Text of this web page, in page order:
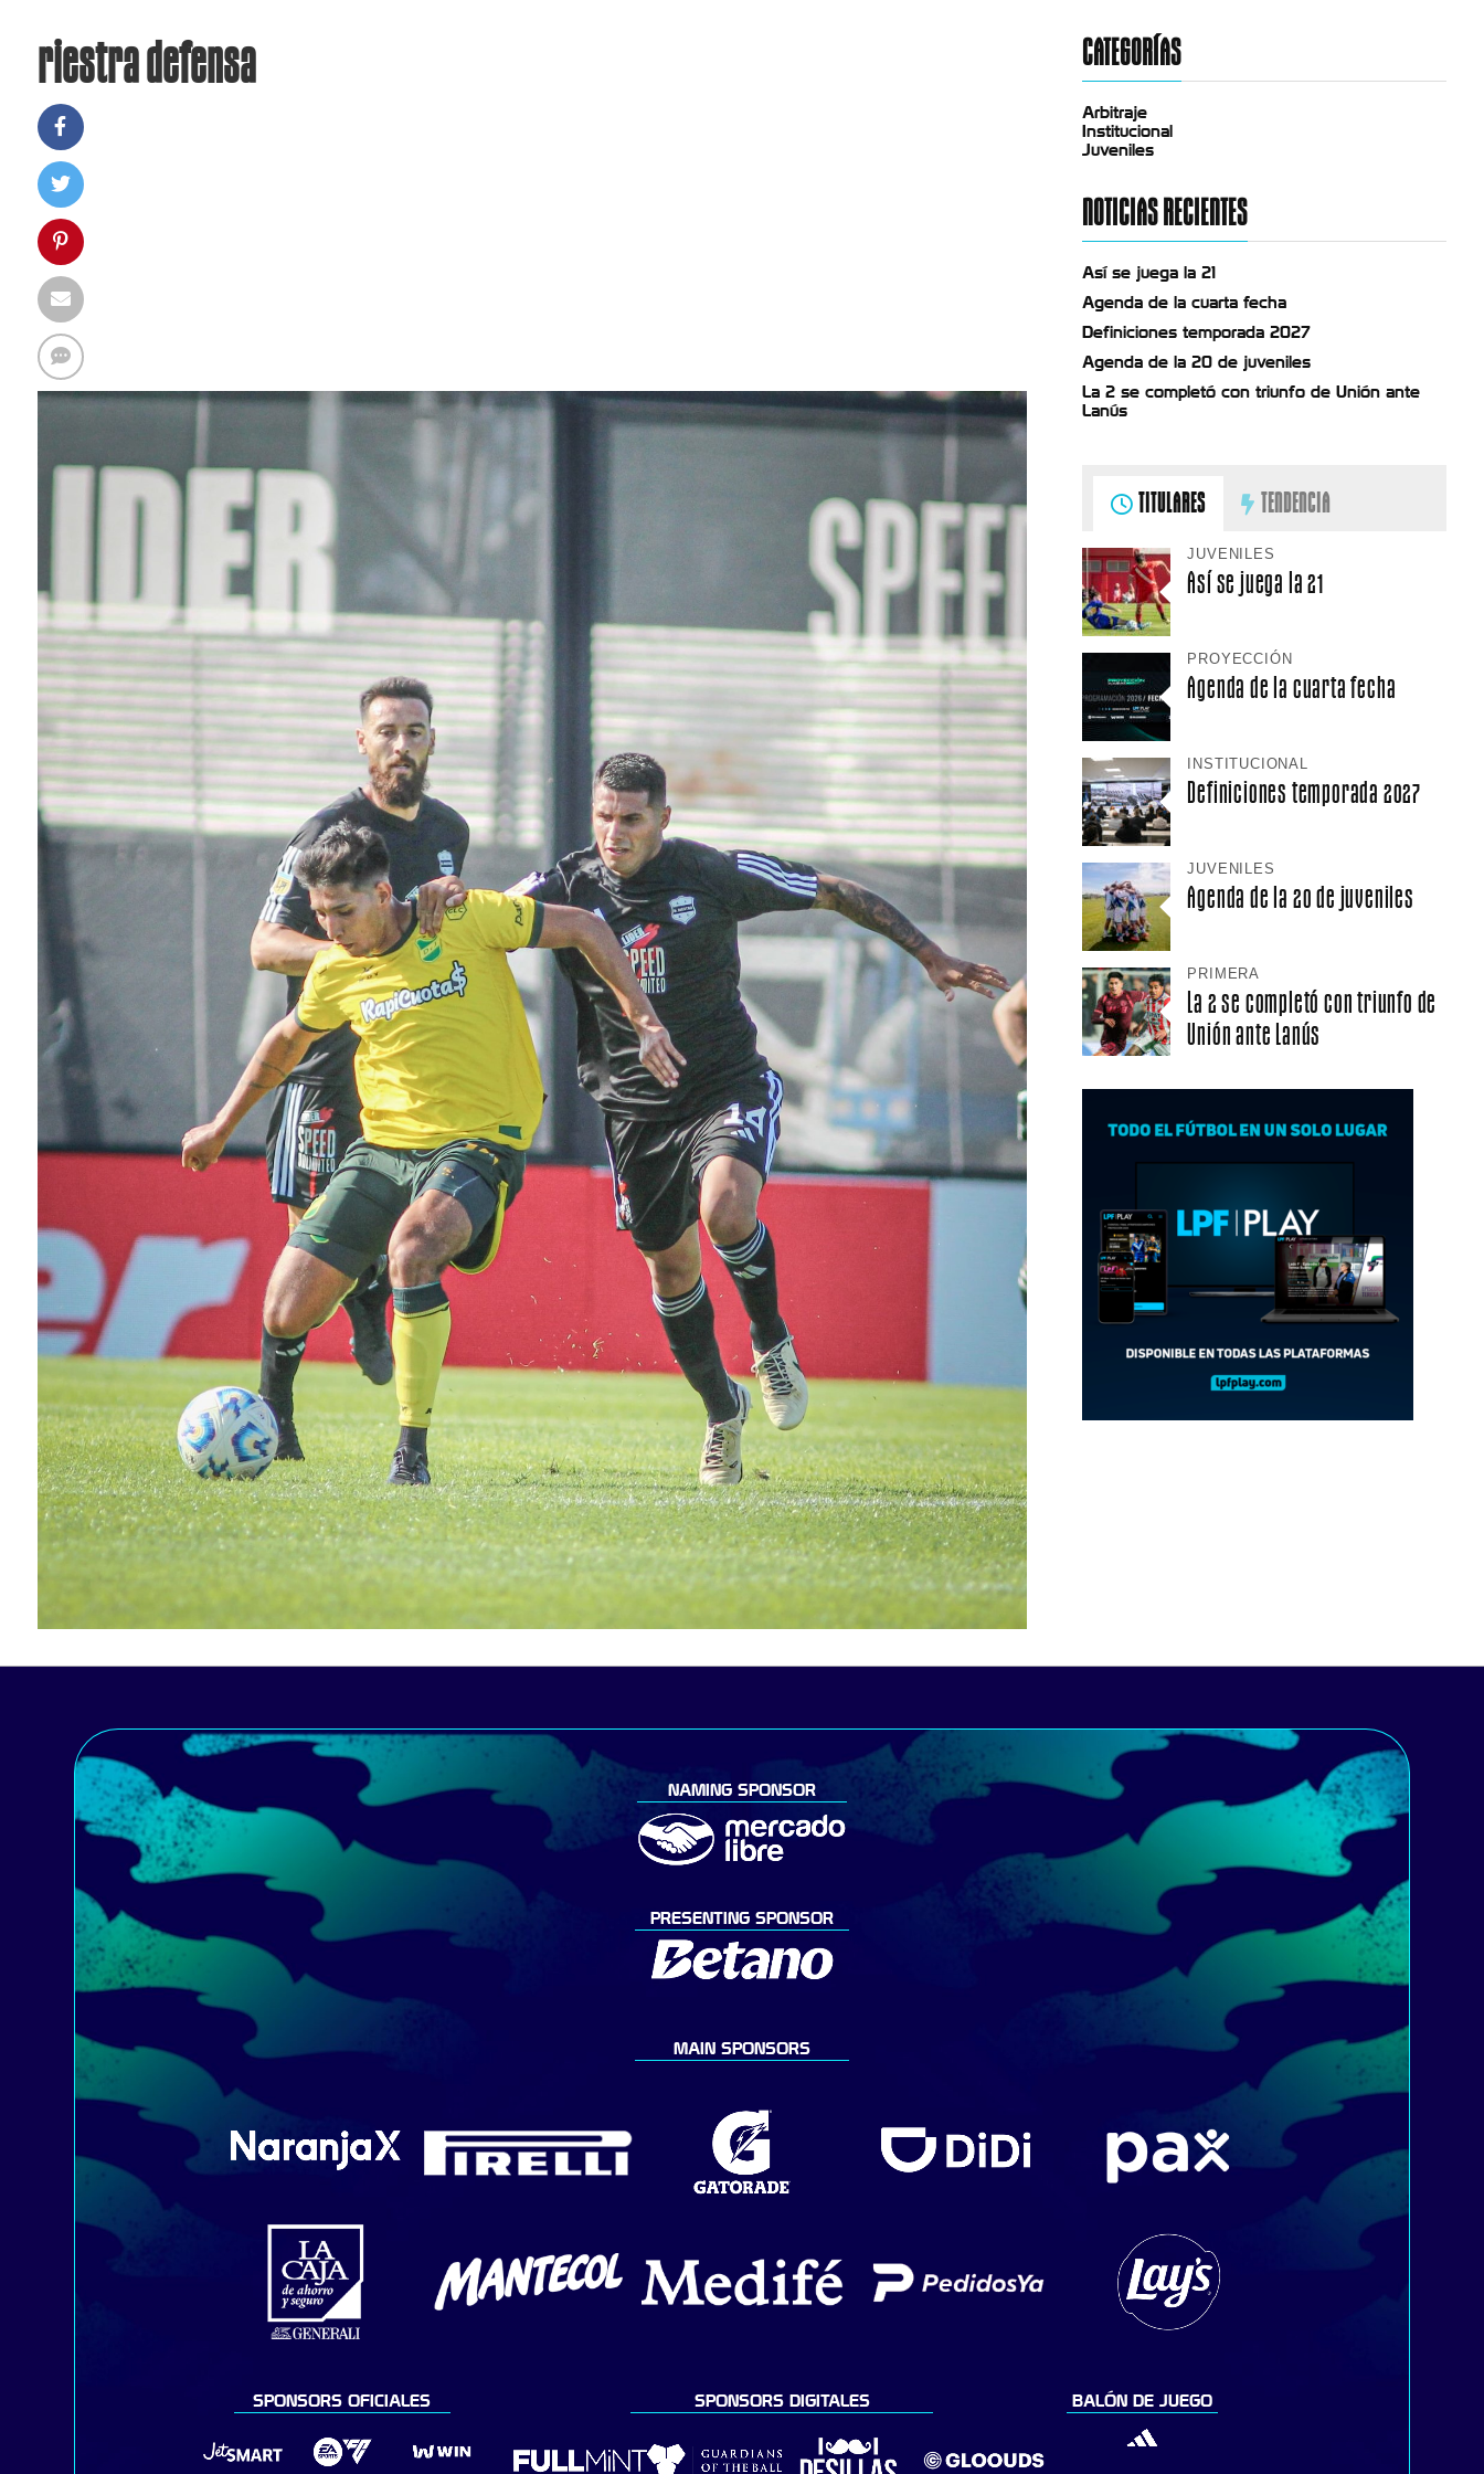
riestra defensa CATEGORÍAS
Arbitraje
Institucional
Juveniles
NOTICIAS RECIENTES
Así se juega la 21
Agenda de la cuarta fecha
Definiciones temporada 2027
Agenda de la 20 de juveniles
La 2 se completó con triunfo de Unión ante
Lanús
TITULARES TENDENCIA
JUVENILES
Así se juega la 21
PROYECCIÓN
Agenda de la cuarta fecha
INSTITUCIONAL
Definiciones temporada 2027
JUVENILES
Agenda de la 20 de juveniles
PRIMERA
La 2 se completó con triunfo de
Unión ante Lanús
NAMING SPONSOR
PRESENTING SPONSOR
MAIN SPONSORS
SPONSORS OFICIALES SPONSORS DIGITALES BALÓN DE JUEGO